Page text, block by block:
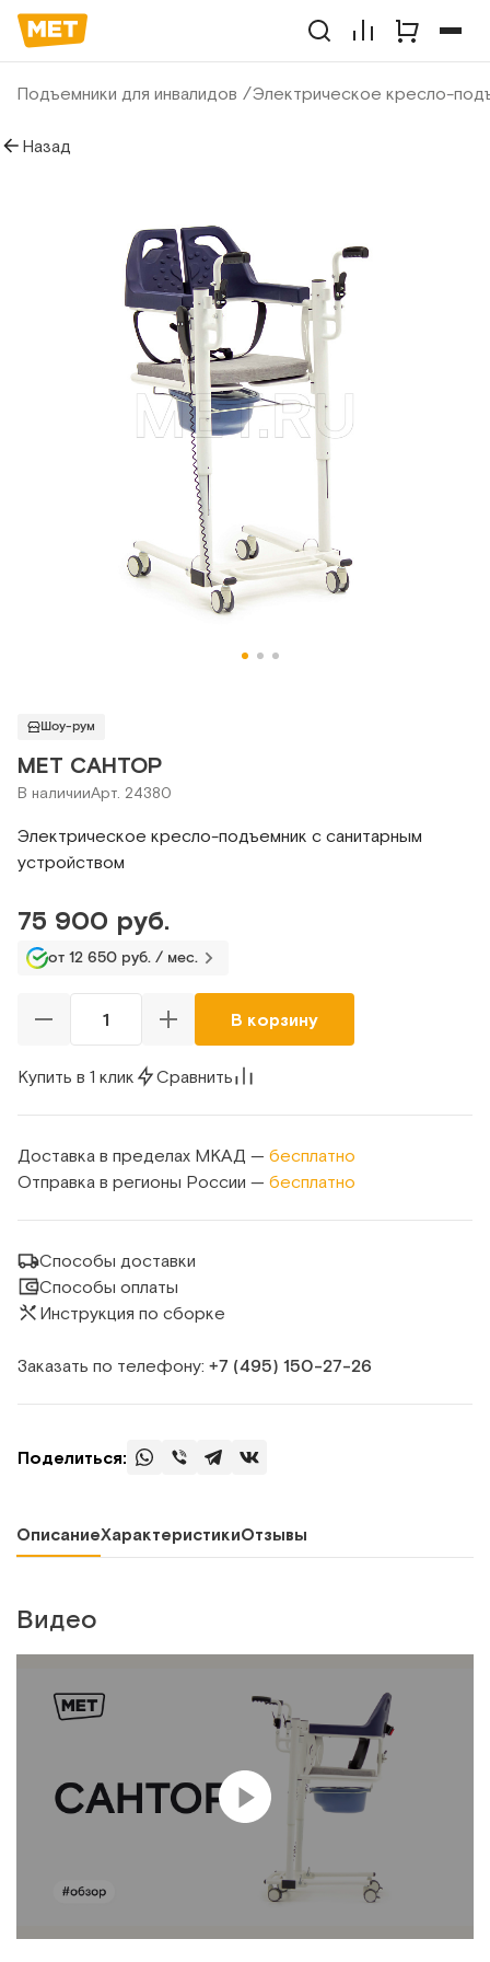
Подъемники для инвалидов Электрическое кресло-
Назад
Шоу-рум
МЕТ САНТОР
В наличииАрт. 24380
Электрическое кресло-подъемник с санитарным
устройством
75 900 руб.
от 12 650 руб. / мес.
В корзину
Купить в 1 клик Сравнить
Доставка в пределах МКАД — бесплатно
Отправка в регионы России — бесплатно
Способы доставки
Способы оплаты
Инструкция по сборке
Заказать по телефону: +7 (495) 150‑27‑26
Поделиться:
ОписаниеХарактеристикиОтзывы
Видео